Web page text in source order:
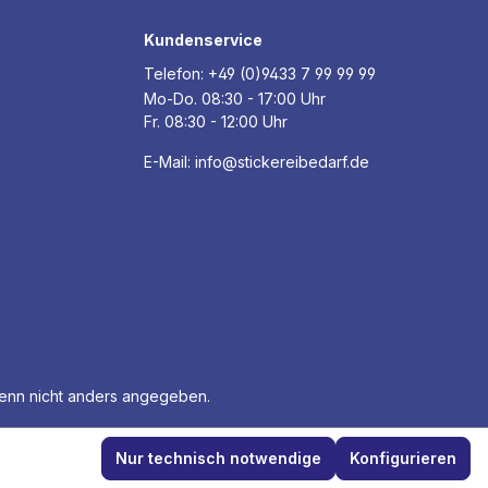
Kundenservice
Telefon: +49 (0)9433 7 99 99 99
Mo-Do. 08:30 - 17:00 Uhr
Fr. 08:30 - 12:00 Uhr
E-Mail: info@stickereibedarf.de
nicht anders angegeben.
Nur technisch notwendige Konfigurieren